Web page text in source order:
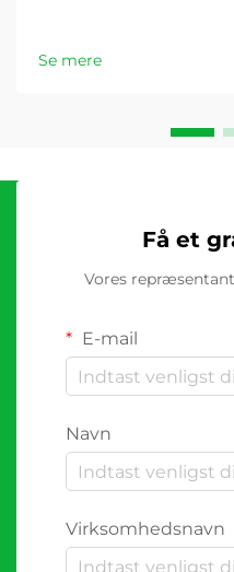
Se mere
Få et
Vores
E-mail
Navn
Virksomhedsnavn